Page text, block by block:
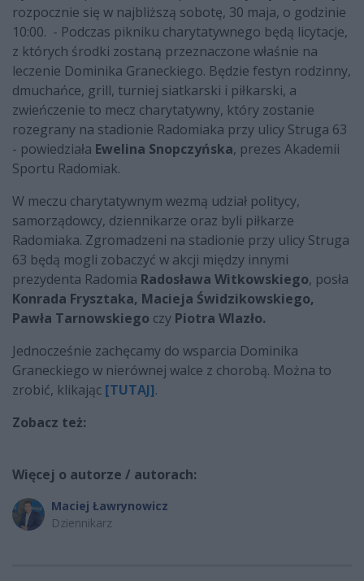
rozpocznie się w najbliższą sobotę, 30 maja, o godzinie
10:00. - Podczas pikniku charytatywnego będą licytacje,
z których środki zostaną przeznaczone właśnie na
leczenie Dominika Graneckiego. Będzie festyn rodzinny,
dmuchańce, grill, turniej siatkarski i piłkarski, a
zwieńczenie to mecz charytatywny, który zostanie
rozegrany na stadionie Radomiaka przy ulicy Struga 63
- powiedziała Ewelina Snopczyńska, prezes Akademii
Sportu Radomiak.
W meczu charytatywnym wezmą udział politycy,
samorządowcy, dziennikarze oraz byli piłkarze
Radomiaka. Zgromadzeni na stadionie przy ulicy Struga
63 będą mogli zobaczyć w akcji między innymi
prezydenta Radomia Radosława Witkowskiego, posła
Konrada Frysztaka, Macieja Świdzikowskiego,
Pawła Tarnowskiego czy Piotra Wlazło.
Jednocześnie zachęcamy do wsparcia Dominika
Graneckiego w nierównej walce z chorobą. Można to
zrobić, klikając [TUTAJ].
Zobacz też:
Więcej o autorze / autorach:
Maciej Ławrynowicz
Dziennikarz